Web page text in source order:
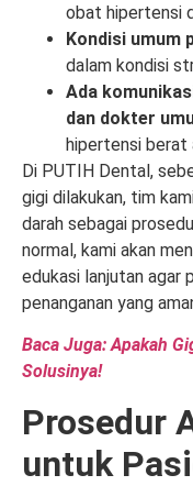
obat hipertensi
Kondisi umum
dalam kondisi
Ada
dan dokter
hipertensi berat
Di PUTIH Dental,
gigi dilakukan, tim
darah sebagai
normal, kami akan
edukasi lanjutan agar
penanganan yang
Baca Juga: Apakah
Solusinya!
Prosedur
untuk